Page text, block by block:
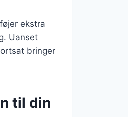
ekstra
Uanset
bringer
til din